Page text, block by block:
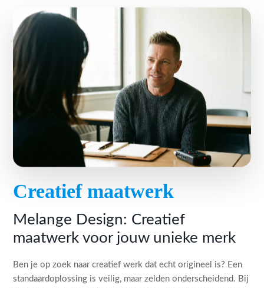
Creatief maatwerk
Melange Design: Creatief
maatwerk voor jouw unieke merk
Ben je op zoek naar creatief werk dat echt origineel is? Een
standaardoplossing is veilig, maar zelden onderscheidend. Bij